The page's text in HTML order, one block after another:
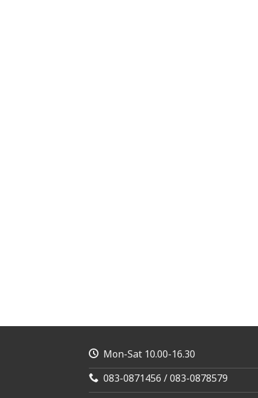
Mon-Sat 10.00-16.30
083-0871456 / 083-0878579